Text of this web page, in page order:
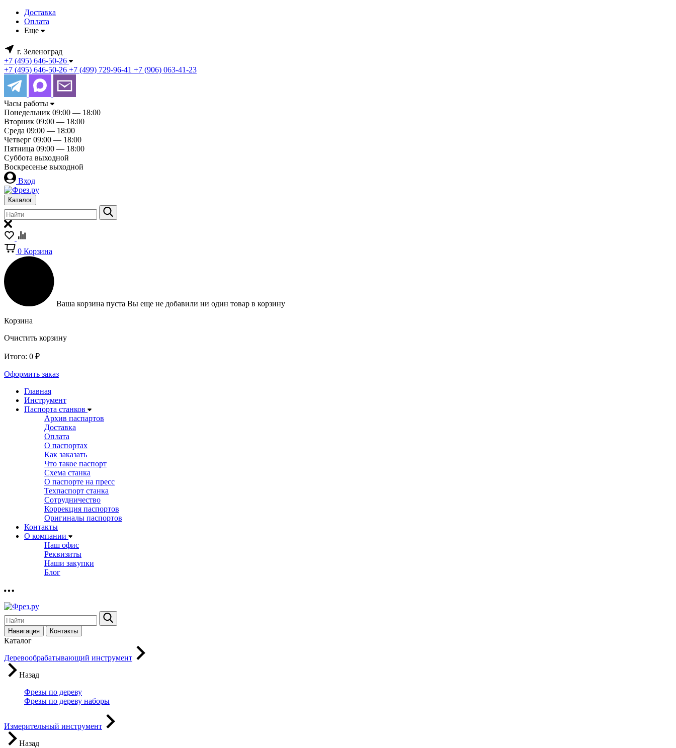
Доставка
Оплата
Еще
г. Зеленоград
+7 (495) 646-50-26
+7 (495) 646-50-26 +7 (499) 729-96-41 +7 (906) 063-41-23
Часы работы
Понедельник 09:00 — 18:00
Вторник 09:00 — 18:00
Среда 09:00 — 18:00
Четверг 09:00 — 18:00
Пятница 09:00 — 18:00
Суббота выходной
Воскресенье выходной
Вход
Каталог
0 Корзина
Ваша корзина пуста Вы еще не добавили ни один товар в корзину
Корзина
Очистить корзину
Итого: 0 ₽
Оформить заказ
Главная
Инструмент
Паспорта станков
Архив паспартов
Доставка
Оплата
О паспортах
Как заказать
Что такое паспорт
Схема станка
О паспорте на пресс
Техпаспорт станка
Сотрудничество
Коррекция паспортов
Оригиналы паспортов
Контакты
О компании
Наш офис
Реквизиты
Наши закупки
Блог
Навигация Контакты
Каталог
Деревообрабатывающий инструмент
Назад
Фрезы по дереву
Фрезы по дереву наборы
Измерительный инструмент
Назад